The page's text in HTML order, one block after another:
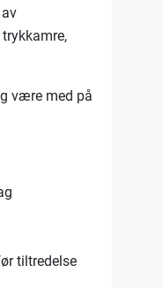
være med på
tiltredelse